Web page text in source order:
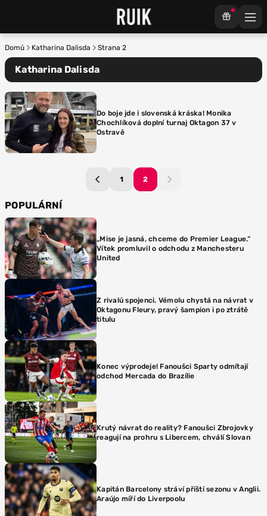
Domů Katharina Dalisda Strana 2
Katharina Dalisda
Do boje jde i slovenská kráska! Monika
Chochlíková doplní turnaj Oktagon 37 v
Ostravě
1 2
POPULÁRNÍ
„Mise je jasná, chceme do Premier League.“
Vítek promluvil o odchodu z Manchesteru
United
Z rivalů spojenci. Vémolu chystá na návrat v
Oktagonu Fleury, pravý šampion i po ztrátě
titulu
Konec výprodeje! Fanoušci Sparty odmítají
odchod Mercada do Brazílie
Krutý návrat do reality? Fanoušci Zbrojovky
reagují na prohru s Libercem, chválí Slovan
Kapitán Barcelony stráví příští sezonu v Anglii.
Araújo míří do Liverpoolu